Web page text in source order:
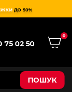
ДО 50%
75 02 50
0
ПОШУК